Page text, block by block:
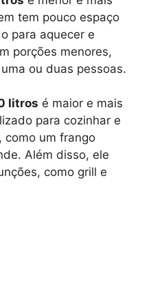
tem pouco espaço
para aquecer e
porções menores,
ou duas pessoas.
litros é maior e mais
para cozinhar e
como um frango
Além disso, ele
como grill e